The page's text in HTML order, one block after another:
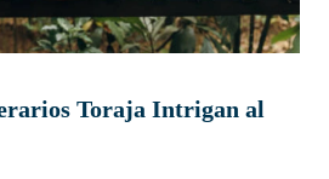
Toraja Intrigan al